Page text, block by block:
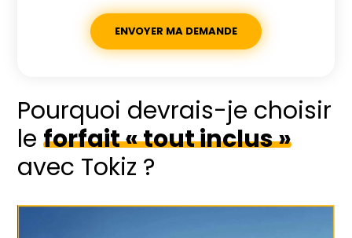
Pourquoi devrais-je choisir
leforfait « tout inclus »
avec Tokiz ?